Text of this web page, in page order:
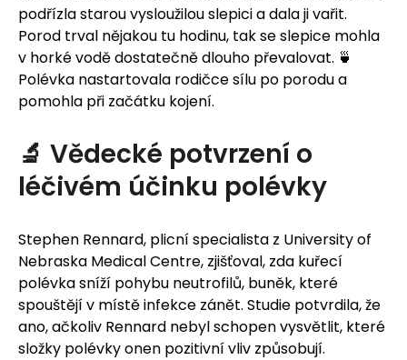
podřízla starou vysloužilou slepici a dala ji vařit.
Porod trval nějakou tu hodinu, tak se slepice mohla
v horké vodě dostatečně dlouho převalovat. 🍵
Polévka nastartovala rodičce sílu po porodu a
pomohla při začátku kojení.
🔬 Vědecké potvrzení o
léčivém účinku polévky
Stephen Rennard, plicní specialista z University of
Nebraska Medical Centre, zjišťoval, zda kuřecí
polévka sníží pohybu neutrofilů, buněk, které
spouštějí v místě infekce zánět. Studie potvrdila, že
ano, ačkoliv Rennard nebyl schopen vysvětlit, které
složky polévky onen pozitivní vliv způsobují.
t
e
n
a
j
í
t
?